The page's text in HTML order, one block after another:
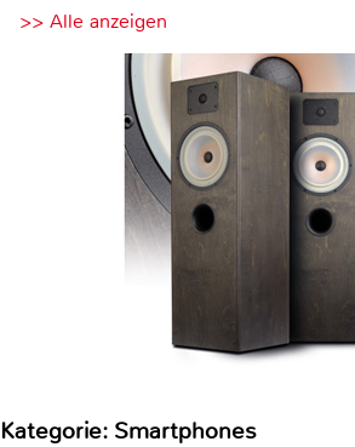
>> Alle anzeigen
Kategorie: Smartphones